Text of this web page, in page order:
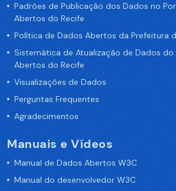
Padrões de Publicação dos Dados no
Abertos do Recife
Política de Dados Abertos da Prefeitura
Sistemática de Atualização de Dados do
Abertos do Recife
Visualizações de Dados
Perguntas Frequentes
Agradecimentos
Manuais e Vídeos
Manual de Dados Abertos W3C
Manual do desenvolvedor W3C